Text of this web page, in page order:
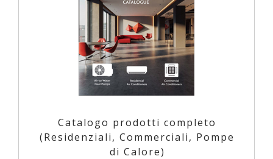
Catalogo prodotti completo
(Residenziali, Commerciali, Pompe
di Calore)